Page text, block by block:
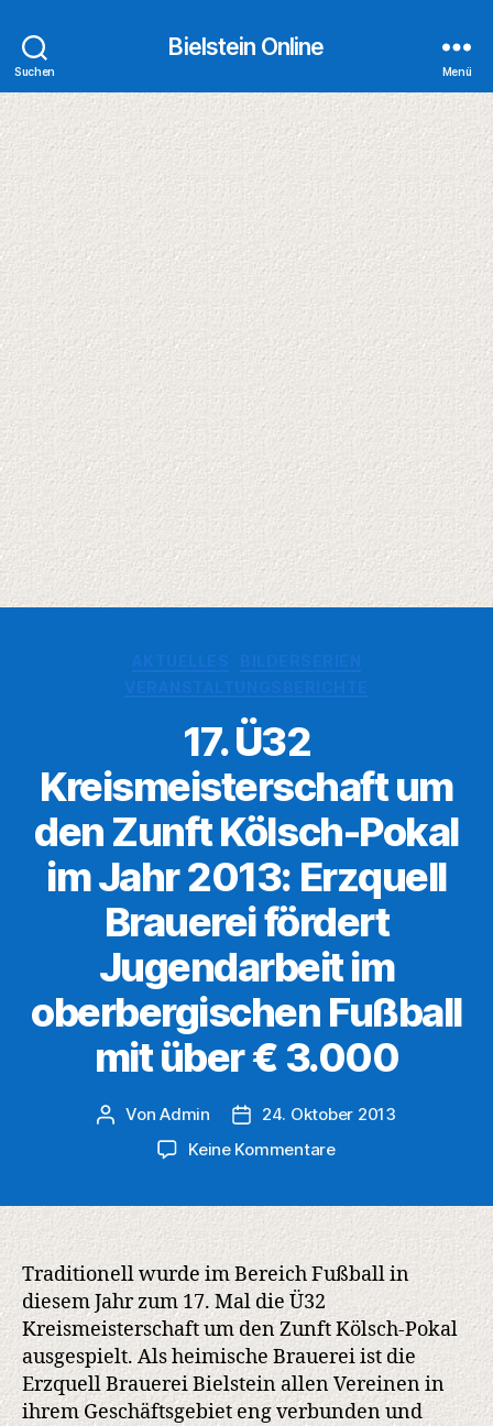
Suchen
Bielstein Online
Menü
17. Ü32
Kreismeisterschaft um
den Zunft Kölsch-Pokal
im Jahr 2013: Erzquell
Brauerei fördert
Jugendarbeit im
oberbergischen Fußball
mit über € 3.000
Beitragsautor
VonAdmin Veröffentlichungsdatum
24. Oktober 2013
Keine Kommentarezu
Kreismeisterschaft
den
Zunft
Kölsch-
Pokal
im
Jahr
2013:
Traditionell wurde im Bereich Fußball in
diesem Jahr zum 17. Mal die Ü32
Kreismeisterschaft um den Zunft Kölsch-Pokal
ausgespielt. Als heimische Brauerei ist die
Erzquell Brauerei Bielstein allen Vereinen in
ihrem Geschäftsgebiet eng verbunden und